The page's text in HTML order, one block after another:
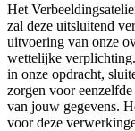
Het
zal deze uitsluitend
uitvoering van onze
wettelijke
in onze opdracht,
zorgen voor
van jouw gegevens.
voor deze